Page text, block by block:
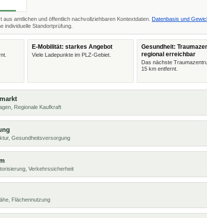
amtlichen und öffentlich nachvollziehbaren Kontextdaten. Datenbasis und
individuelle Standortprüfung.
E-Mobilität: starkes Angebot
Viele Ladepunkte im PLZ-Gebiet.
Gesundheit:
regional erreichbar
Das nächste
15 km entfernt.
Regionale Kaufkraft
Gesundheitsversorgung
Verkehrssicherheit
Flächennutzung